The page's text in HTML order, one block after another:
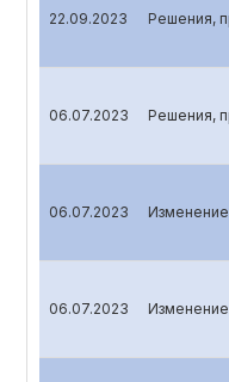
22.09.2023 Решения,
06.07.2023 Решения,
06.07.2023
06.07.2023 Изменение